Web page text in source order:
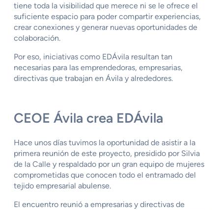
tiene toda la visibilidad que merece ni se le ofrece el
suficiente espacio para poder compartir experiencias,
crear conexiones y generar nuevas oportunidades de
colaboración.
Por eso, iniciativas como EDÁvila resultan tan
necesarias para las emprendedoras, empresarias,
directivas que trabajan en Ávila y alrededores.
CEOE Ávila crea EDÁvila
Hace unos días tuvimos la oportunidad de asistir a la
primera reunión de este proyecto, presidido por Silvia
de la Calle y respaldado por un gran equipo de mujeres
comprometidas que conocen todo el entramado del
tejido empresarial abulense.
El encuentro reunió a empresarias y directivas de